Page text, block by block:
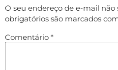
O seu endereço de e-mail não
obrigatórios são marcados
Comentário *